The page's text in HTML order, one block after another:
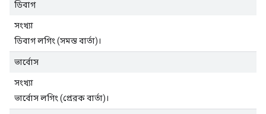
ডিবাগ
সংখ্যা
ডিবাগ লগিং (সমস্ত বার্তা)।
ভার্বোস
সংখ্যা
ভার্বোস লগিং (প্রেরক বার্তা)।